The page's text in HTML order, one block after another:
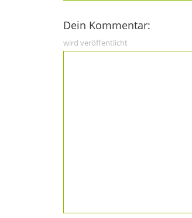
Dein Kommentar:
wird veröffentlicht